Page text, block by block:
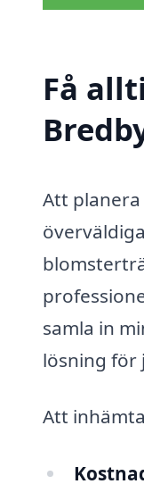
Få
Att
samla in
lösning för
Att